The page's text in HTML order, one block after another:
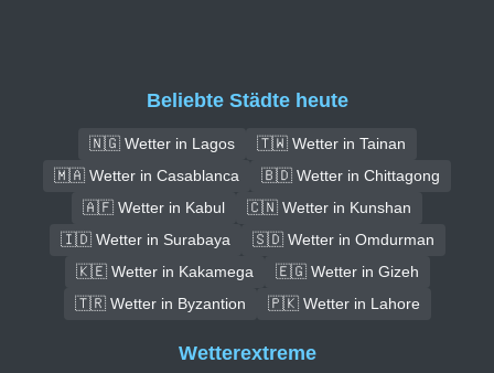
Beliebte Städte heute
🇳🇬 Wetter in Lagos
🇹🇼 Wetter in Tainan
🇲🇦 Wetter in Casablanca
🇧🇩 Wetter in Chittagong
🇦🇫 Wetter in Kabul
🇨🇳 Wetter in Kunshan
🇮🇩 Wetter in Surabaya
🇸🇩 Wetter in Omdurman
🇰🇪 Wetter in Kakamega
🇪🇬 Wetter in Gizeh
🇹🇷 Wetter in Byzantion
🇵🇰 Wetter in Lahore
Wetterextreme